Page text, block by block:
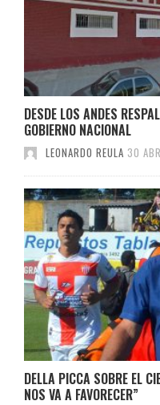
DESDE LOS ANDES
GOBIERNO NACIONAL
LEONARDO REULA 30
DELLA PICCA SOBRE EL
NOS VA A FAVORECER”